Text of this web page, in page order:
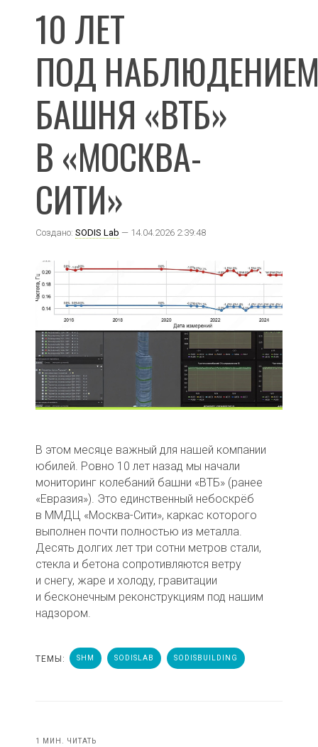
10 ЛЕТ
ПОД
БАШНЯ «ВТБ»
В «МОСКВА-
СИТИ»
Создано: SODIS Lab — 14.04.2026 2:39:48
В этом месяце важный для нашей компании
юбилей. Ровно 10 лет назад мы начали
мониторинг колебаний башни «ВТБ» (ранее
«Евразия»). Это единственный небоскрёб
в ММДЦ «Москва-Сити», каркас которого
выполнен почти полностью из металла.
Десять долгих лет три сотни метров стали,
стекла и бетона сопротивляются ветру
и снегу, жаре и холоду, гравитации
и бесконечным реконструкциям под нашим
надзором.
ТЕМЫ: SHM SODISLAB SODISBUILDING
1 МИН. ЧИТАТЬ